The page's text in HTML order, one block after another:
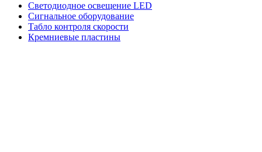
Светодиодное освещение LED
Сигнальное оборудование
Табло контроля скорости
Кремниевые пластины